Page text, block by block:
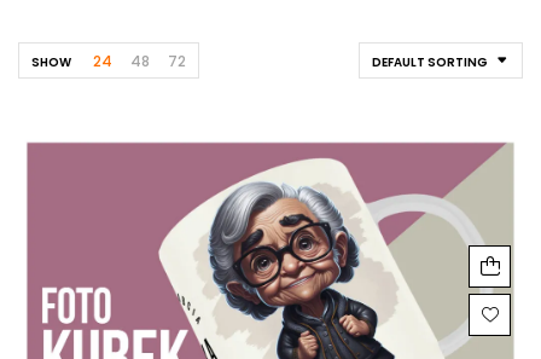
DEFAULT SORTING
SHOW 24 48 72